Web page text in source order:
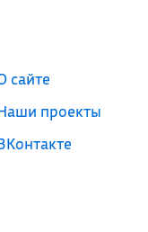
сайте
проекты